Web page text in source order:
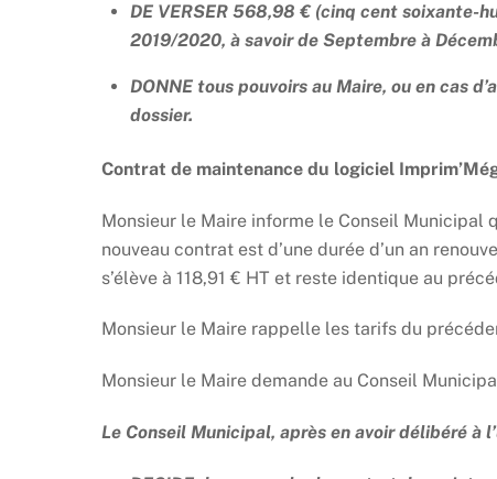
DE VERSER 568,98 € (cinq cent soixante-
2019/2020, à savoir de Septembre à
DONNE tous pouvoirs au Maire, ou en cas
dossier.
Contrat de maintenance du logiciel
Monsieur le Maire informe le Conseil Municipal
nouveau contrat est d’une durée d’un an
s’élève à 118,91 € HT et reste identique au
Monsieur le Maire rappelle les tarifs du
Monsieur le Maire demande au Conseil
Le Conseil Municipal, après en avoir délibéré à